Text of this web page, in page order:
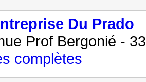
Du Prado
Prof Bergonié -
complètes